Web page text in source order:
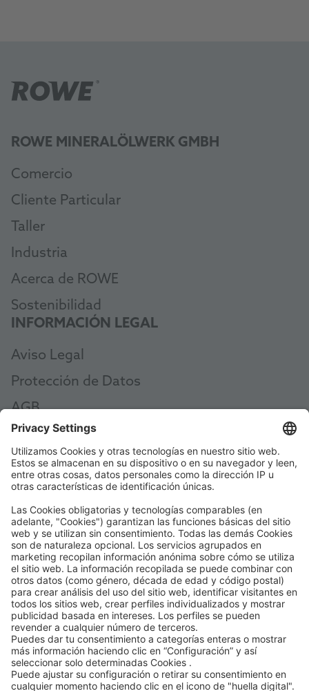
ROWE MINERALÖLWERK GMBH
Comercio
Cliente Particular
Taller
Industria
Acerca de ROWE
Sostenibilidad
INFORMACIÓN LEGAL
Aviso Legal
Protección de Datos
AGB
AEB
Code of Conduct
Accessibility Statement
ROWE SOCIAL
CERTIFICADO POR
LE ASISTIMOS